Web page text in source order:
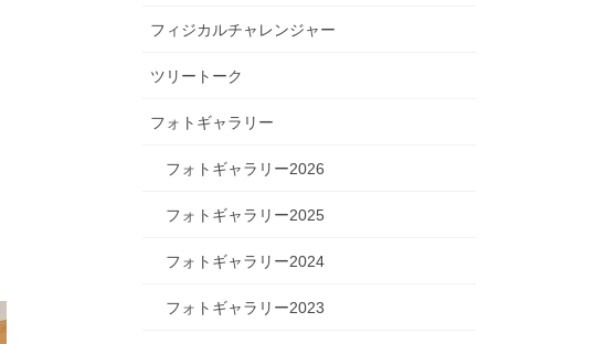
フィジカルチャレンジャー
ツリートーク
フォトギャラリー
フォトギャラリー2026
フォトギャラリー2025
フォトギャラリー2024
フォトギャラリー2023